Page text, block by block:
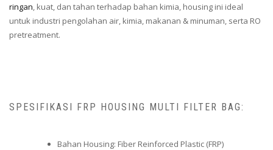
ringan , kuat, dan tahan terhadap bahan kimia, housing ini ideal
untuk industri pengolahan air, kimia, makanan & minuman, serta RO
pretreatment.
SPESIFIKASI FRP HOUSING MULTI FILTER BAG:
Bahan Housing: Fiber Reinforced Plastic (FRP)